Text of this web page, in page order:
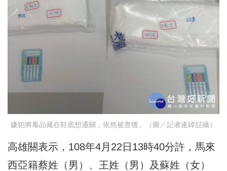
嫌犯將毒品藏在鞋底想通關，依然被查獲。（圖／記者逄緯喆攝）
高雄關表示，108年4月22日13時40分許，馬來
西亞籍蔡姓（男）、王姓（男）及蘇姓（女）